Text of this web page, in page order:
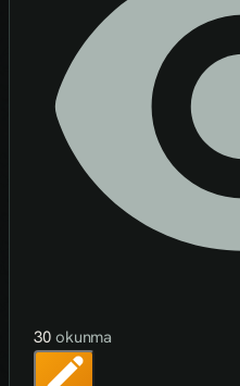
30 okunma